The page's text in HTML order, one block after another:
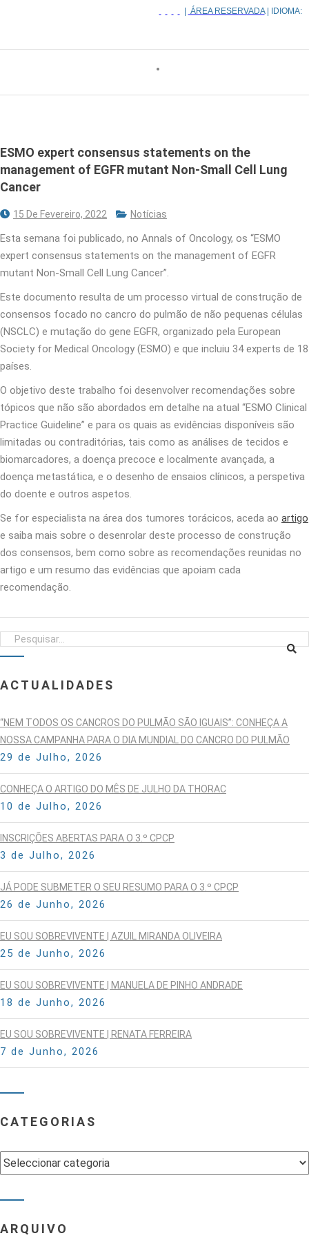
ÁREA RESERVADA| IDIOMA:
ESMO expert consensus statements on the
management of EGFR mutant Non-Small Cell Lung
Cancer
15 De Fevereiro, 2022 Notícias
Esta semana foi publicado, no Annals of Oncology, os “ESMO
expert consensus statements on the management of EGFR
mutant Non-Small Cell Lung Cancer”.
Este documento resulta de um processo virtual de construção de
consensos focado no cancro do pulmão de não pequenas células
(NSCLC) e mutação do gene EGFR, organizado pela European
Society for Medical Oncology (ESMO) e que incluiu 34 experts de 18
países.
O objetivo deste trabalho foi desenvolver recomendações sobre
tópicos que não são abordados em detalhe na atual “ESMO Clinical
Practice Guideline” e para os quais as evidências disponíveis são
limitadas ou contraditórias, tais como as análises de tecidos e
biomarcadores, a doença precoce e localmente avançada, a
doença metastática, e o desenho de ensaios clínicos, a perspetiva
do doente e outros aspetos.
Se for especialista na área dos tumores torácicos, aceda ao artigo
e saiba mais sobre o desenrolar deste processo de construção
dos consensos, bem como sobre as recomendações reunidas no
artigo e um resumo das evidências que apoiam cada
recomendação.
ACTUALIDADES
“NEM TODOS OS CANCROS DO PULMÃO SÃO IGUAIS”: CONHEÇA A
NOSSA CAMPANHA PARA O DIA MUNDIAL DO CANCRO DO PULMÃO
29 de Julho, 2026
CONHEÇA O ARTIGO DO MÊS DE JULHO DA THORAC
10 de Julho, 2026
INSCRIÇÕES ABERTAS PARA O 3.º CPCP
3 de Julho, 2026
JÁ PODE SUBMETER O SEU RESUMO PARA O 3.º CPCP
26 de Junho, 2026
EU SOU SOBREVIVENTE | AZUIL MIRANDA OLIVEIRA
25 de Junho, 2026
EU SOU SOBREVIVENTE | MANUELA DE PINHO ANDRADE
18 de Junho, 2026
EU SOU SOBREVIVENTE | RENATA FERREIRA
7 de Junho, 2026
CATEGORIAS
Categorias
ARQUIVO